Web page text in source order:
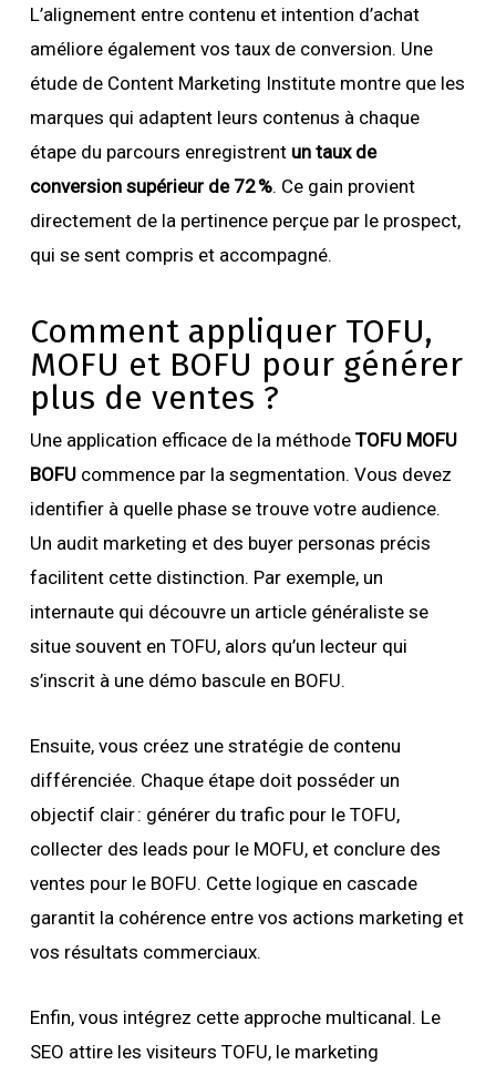
L’alignement entre contenu et intention d’achat
améliore également vos taux de conversion. Une
étude de Content Marketing Institute montre que les
marques qui adaptent leurs contenus à chaque
étape du parcours enregistrent un taux de
conversion supérieur de 72 %. Ce gain provient
directement de la pertinence perçue par le prospect,
qui se sent compris et accompagné.
Comment appliquer TOFU,
MOFU et BOFU pour générer
plus de ventes ?
Une application efficace de la méthode TOFU MOFU
BOFUcommence par la segmentation. Vous devez
identifier à quelle phase se trouve votre audience.
Un audit marketing et des buyer personas précis
facilitent cette distinction. Par exemple, un
internaute qui découvre un article généraliste se
situe souvent en TOFU, alors qu’un lecteur qui
s’inscrit à une démo bascule en BOFU.
Ensuite, vous créez une stratégie de contenu
différenciée. Chaque étape doit posséder un
objectif clair : générer du trafic pour le TOFU,
collecter des leads pour le MOFU, et conclure des
ventes pour le BOFU. Cette logique en cascade
garantit la cohérence entre vos actions marketing et
vos résultats commerciaux.
Enfin, vous intégrez cette approche multicanal. Le
SEO attire les visiteurs TOFU, le marketing